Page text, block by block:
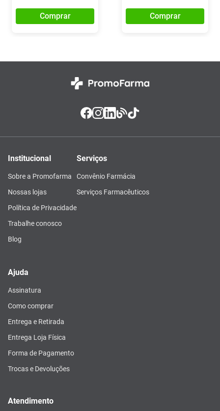
Comprar Comprar
Institucional
Sobre a Promofarma
Nossas lojas
Política de Privacidade
Trabalhe conosco
Blog
Serviços
Convênio Farmácia
Serviços Farmacêuticos
Ajuda
Assinatura
Como comprar
Entrega e Retirada
Entrega Loja Física
Forma de Pagamento
Trocas e Devoluções
Atendimento